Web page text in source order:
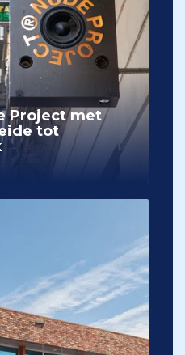
Project met
tot